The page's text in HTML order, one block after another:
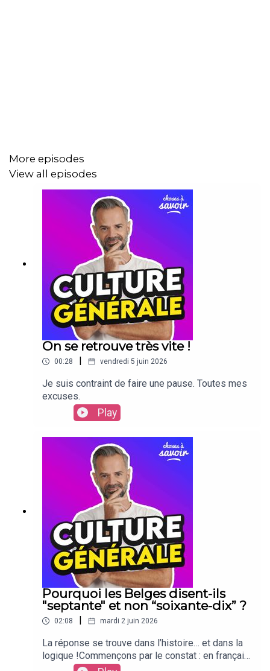
More episodes
View all episodes
On se retrouve très vite !
00:28 | vendredi 5 juin 2026
Je suis contraint de faire une pause. Toutes mes
excuses.
Play
Pourquoi les Belges disent-ils
"septante" et non “soixante-dix” ?
02:08 | mardi 2 juin 2026
La réponse se trouve dans l’histoire… et dans la
logique !Commençons par le constat : en français,
nous avons des systèmes de numération un